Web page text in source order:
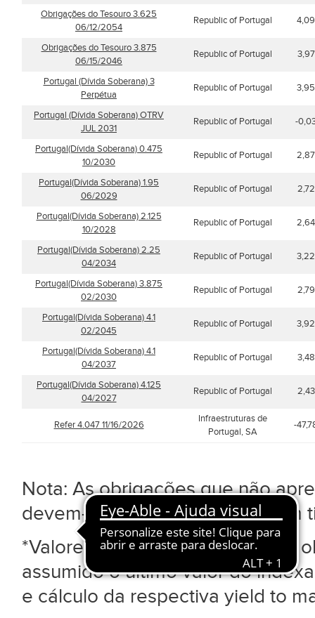
Obrigações do Tesouro 3.625
06/12/2054
Republic of Portugal
Obrigações do Tesouro 3.875
06/15/2046
Republic of Portugal
Portugal (Dívida Soberana) 3
Perpétua
Republic of Portugal
Portugal (Dívida Soberana) OTRV
JUL 2031
Republic of Portugal -
Portugal(Dívida Soberana) 0.475
10/2030
Republic of Portugal
Portugal(Dívida Soberana) 1.95
06/2029
Republic of Portugal
Portugal(Dívida Soberana) 2.125
10/2028
Republic of Portugal
Portugal(Dívida Soberana) 2.25
04/2034
Republic of Portugal
Portugal(Dívida Soberana) 3.875
02/2030
Republic of Portugal
Portugal(Dívida Soberana) 4.1
02/2045
Republic of Portugal
Portugal(Dívida Soberana) 4.1
04/2037
Republic of Portugal
Portugal(Dívida Soberana) 4.125
04/2027
Republic of Portugal
Refer 4.047 11/16/2026
Infraestruturas de
Portugal, SA
-
Nota: As obrigações que não
devem-se ao facto de não terem
*Valores indicativos. No caso de
assumido o último valor do
e cálculo da respectiva yield to